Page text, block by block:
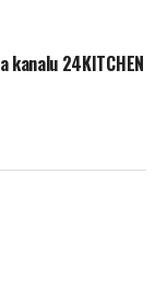
kanalu 24KITCHEN